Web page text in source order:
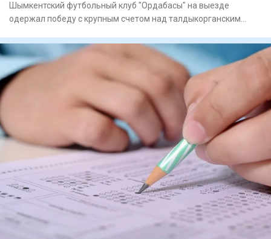
Шымкентский футбольный клуб "Ордабасы" на выезде
одержал победу с крупным счетом над талдыкорганским